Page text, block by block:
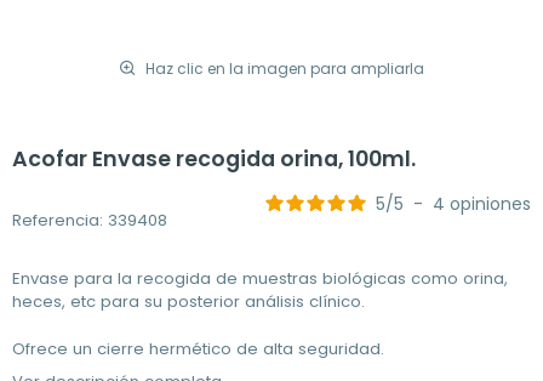
Haz clic en la imagen para ampliarla
Acofar Envase recogida orina, 100ml.
Referencia: 339408
5/5 - 4 opiniones
Envase para la recogida de muestras biológicas como orina,
heces, etc para su posterior análisis clínico.
Ofrece un cierre hermético de alta seguridad.